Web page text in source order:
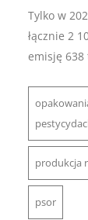
Tylko w
łącznie 2
emisję 638
produkcja
psor